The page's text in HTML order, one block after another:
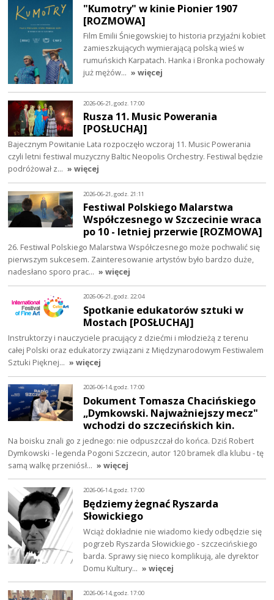
"Kumotry" w kinie Pionier 1907
[ROZMOWA]
Film Emilii Śniegowskiej to historia przyjaźni kobiet
zamieszkujących wymierającą polską wieś w
rumuńskich Karpatach. Hanka i Bronka pochowały
już mężów… » więcej
2026-06-21, godz. 17:00
Rusza 11. Music Powerania
[POSŁUCHAJ]
Bajecznym Powitanie Lata rozpoczęło wczoraj 11. Music Powerania
czyli letni festiwal muzyczny Baltic Neopolis Orchestry. Festiwal będzie
podróżował z… » więcej
2026-06-21, godz. 21:11
Festiwal Polskiego Malarstwa
Współczesnego w Szczecinie wraca
po 10 - letniej przerwie [ROZMOWA]
26. Festiwal Polskiego Malarstwa Współczesnego może pochwalić się
pierwszym sukcesem. Zainteresowanie artystów było bardzo duże,
nadesłano sporo prac… » więcej
2026-06-21, godz. 22:04
Spotkanie edukatorów sztuki w
Mostach [POSŁUCHAJ]
Instruktorzy i nauczyciele pracujący z dziećmi i młodzieżą z terenu
całej Polski oraz edukatorzy związani z Międzynarodowym Festiwalem
Sztuki Pięknej… » więcej
2026-06-14, godz. 17:00
Dokument Tomasza Chacińskiego
„Dymkowski. Najważniejszy mecz"
wchodzi do szczecińskich kin.
Na boisku znali go z jednego: nie odpuszczał do końca. Dziś Robert
Dymkowski - legenda Pogoni Szczecin, autor 120 bramek dla klubu - tę
samą walkę przeniósł… » więcej
2026-06-14, godz. 17:00
Będziemy żegnać Ryszarda
Słowickiego
Wciąż dokładnie nie wiadomo kiedy odbędzie się
pogrzeb Ryszarda Słowickiego - szczecińskiego
barda. Sprawy się nieco komplikują, ale dyrektor
Domu Kultury… » więcej
2026-06-14, godz. 17:00